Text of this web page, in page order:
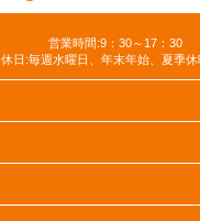
営業時間:9：30～17：30
日:毎週水曜日、年末年始、夏季